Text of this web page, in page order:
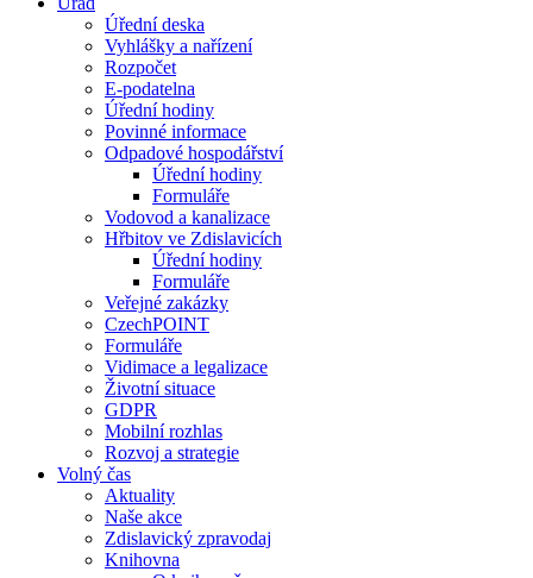
Úřední deska
Vyhlášky a nařízení
Rozpočet
E-podatelna
Úřední hodiny
Povinné informace
Odpadové hospodářství
Úřední hodiny
Formuláře
Vodovod a kanalizace
Hřbitov ve Zdislavicích
Úřední hodiny
Formuláře
Veřejné zakázky
CzechPOINT
Formuláře
Vidimace a legalizace
Životní situace
GDPR
Mobilní rozhlas
Rozvoj a strategie
Volný čas
Aktuality
Naše akce
Zdislavický zpravodaj
Knihovna